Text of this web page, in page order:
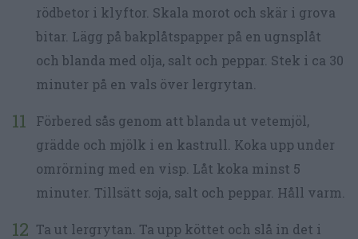
rödbetor i klyftor. Skala morot och skär i grova
bitar. Lägg på bakplåtspapper på en ugnsplåt
och blanda med olja, salt och peppar. Stek i ca 30
minuter på en vals över lergrytan.
Förbered sås genom att blanda ut vetemjöl,
grädde och mjölk i en kastrull. Koka upp under
omrörning med en visp. Låt koka minst 5
minuter. Tillsätt soja, salt och peppar. Håll varm.
Ta ut lergrytan. Ta upp köttet och slå in det i